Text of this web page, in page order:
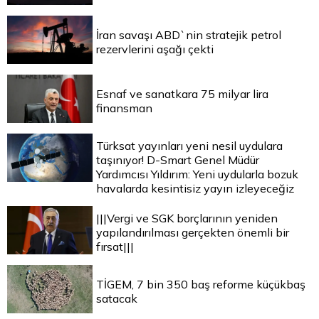
İran savaşı ABD`nin stratejik petrol
rezervlerini aşağı çekti
Esnaf ve sanatkara 75 milyar lira
finansman
Türksat yayınları yeni nesil uydulara
taşınıyor! D-Smart Genel Müdür
Yardımcısı Yıldırım: Yeni uydularla bozuk
havalarda kesintisiz yayın izleyeceğiz
|||Vergi ve SGK borçlarının yeniden
yapılandırılması gerçekten önemli bir
fırsat|||
TİGEM, 7 bin 350 baş reforme küçükbaş
satacak